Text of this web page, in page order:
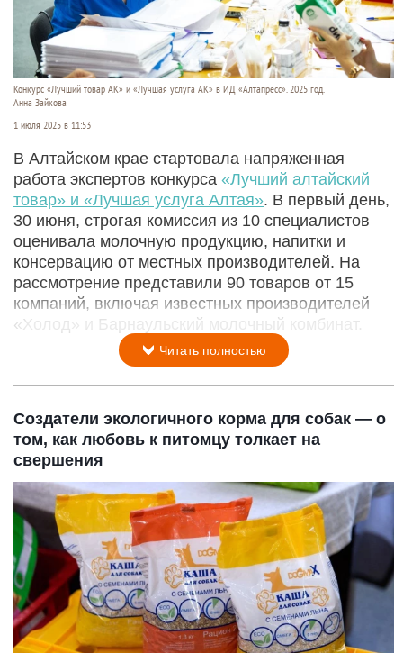
Конкурс «Лучший товар АК» и «Лучшая услуга АК» в ИД «Алтапресс». 2025 год.
Анна Зайкова
1 июля 2025 в 11:53
В Алтайском крае стартовала напряженная
работа экспертов конкурса «Лучший алтайский
товар» и «Лучшая услуга Алтая». В первый день,
30 июня, строгая комиссия из 10 специалистов
оценивала молочную продукцию, напитки и
консервацию от местных производителей. На
рассмотрение представили 90 товаров от 15
компаний, включая известных производителей
«Холод» и Барнаульский молочный комбинат.
Читать полностью
Создатели экологичного корма для собак — о
том, как любовь к питомцу толкает на
свершения